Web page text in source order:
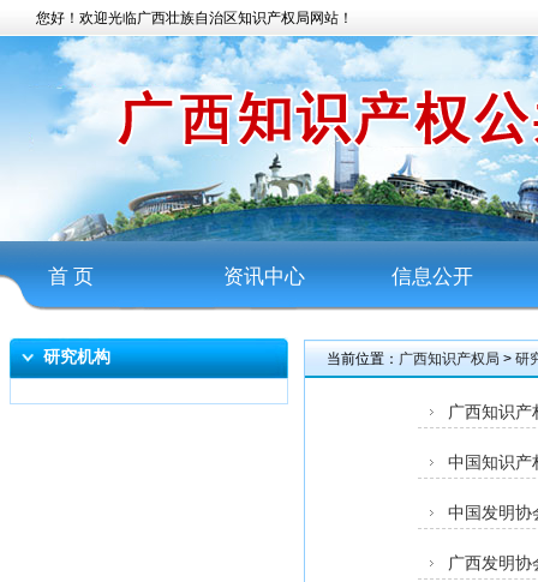
您好！欢迎光临广西壮族自治区知识产权局网站！
首 页 资讯中心 信息公开
研究机构 当前位置： 广西知识产权局 > 研
广西知识
中国知识产
中国发明协
广西发明协